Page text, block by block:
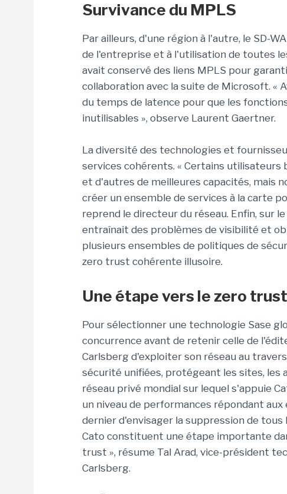
Survivance du MPLS
Par ailleurs, d'une région à l'autre, le SD-
de l'entreprise et à l'utilisation de toutes
avait conservé des liens MPLS pour
collaboration avec la suite de Microsoft. «
du temps de latence pour que les
inutilisables », observe Laurent Gaertner.
La diversité des technologies et
services cohérents. « Certains
et d'autres de meilleures capacités, mais
créer un ensemble de services à la carte
reprend le directeur du réseau. Enfin, sur
entraînait des problèmes de visibilité et
plusieurs ensembles de politiques de
zero trust cohérente illusoire.
Une étape vers le zero trust
Pour sélectionner une technologie Sase
concurrence avant de retenir celle de
Carlsberg d'exploiter son réseau au
sécurité unifiées, protégeant les sites, les
réseau privé mondial sur lequel s'appuie
un niveau de performances répondant
dernier d'envisager la suppression de
Cato constituent une étape importante
trust », résume Tal Arad, vice-président
Carlsberg.